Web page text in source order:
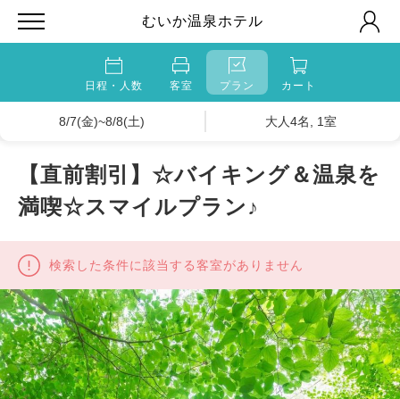
むいか温泉ホテル
日程・人数 客室 プラン カート
8/7(金)~8/8(土) 大人4名, 1室
【直前割引】☆バイキング＆温泉を
満喫☆スマイルプラン♪
検索した条件に該当する客室がありません